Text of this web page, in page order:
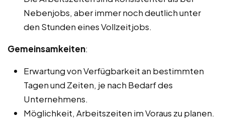
Nebenjobs, aber immer noch deutlich unter
den Stunden eines Vollzeitjobs.
Gemeinsamkeiten:
Erwartung von Verfügbarkeit an bestimmten
Tagen und Zeiten, je nach Bedarf des
Unternehmens.
Möglichkeit, Arbeitszeiten im Voraus zu planen.